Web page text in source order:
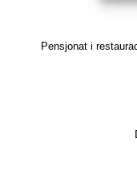
Pensjonat i